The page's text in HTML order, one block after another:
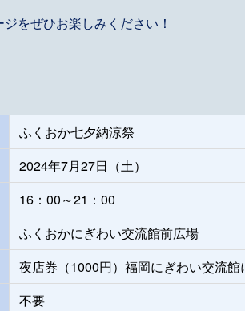
をぜひお楽しみください！
ふくおか七夕納涼祭
2024年7月27日（土）
16：00～21：00
ふくおかにぎわい交流館前広場
夜店券（1000円）福岡にぎわい交流館
不要